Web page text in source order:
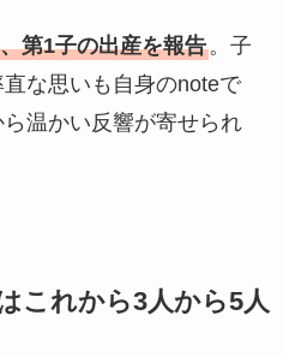
第1子の出産を報告。子
な思いも自身のnoteで
温かい反響が寄せられ
これから3人から5人